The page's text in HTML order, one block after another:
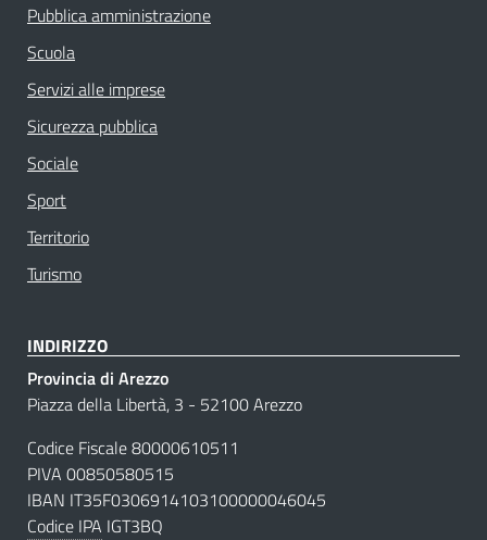
Pubblica amministrazione
Scuola
Servizi alle imprese
Sicurezza pubblica
Sociale
Sport
Territorio
Turismo
INDIRIZZO
Provincia di Arezzo
Piazza della Libertà, 3 - 52100 Arezzo
Codice Fiscale 80000610511
PIVA 00850580515
IBAN IT35F0306914103100000046045
Codice IPA IGT3BQ